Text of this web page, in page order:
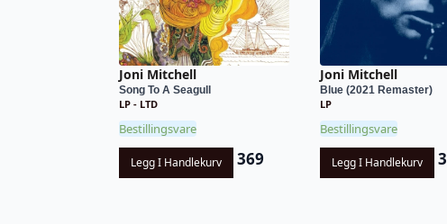
Joni Mitchell
Song To A Seagull
LP - LTD
Bestillingsvare
Legg I Handlekurv 369
Joni Mitchell
Blue (2021 Remaster)
LP
Bestillingsvare
Legg I Handlekurv